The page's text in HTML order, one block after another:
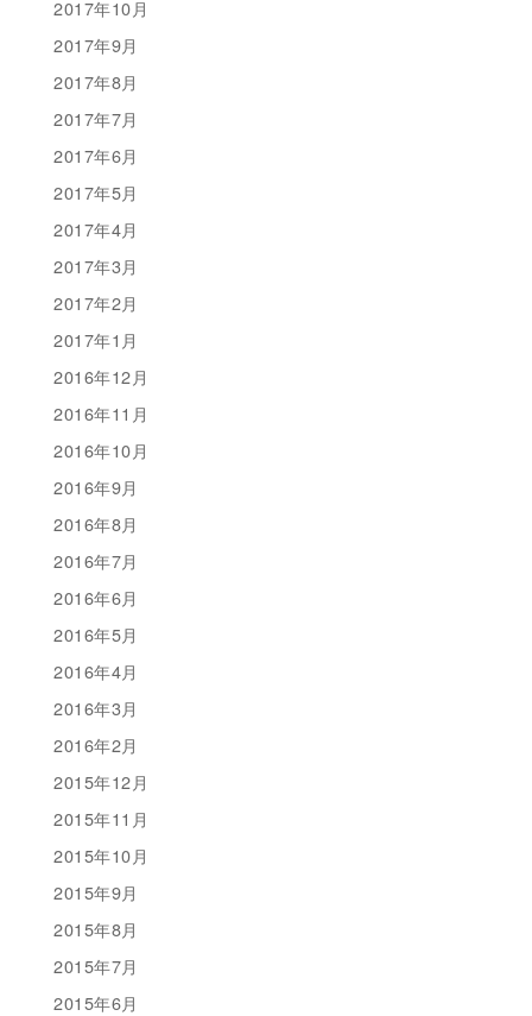
2017年10月
2017年9月
2017年8月
2017年7月
2017年6月
2017年5月
2017年4月
2017年3月
2017年2月
2017年1月
2016年12月
2016年11月
2016年10月
2016年9月
2016年8月
2016年7月
2016年6月
2016年5月
2016年4月
2016年3月
2016年2月
2015年12月
2015年11月
2015年10月
2015年9月
2015年8月
2015年7月
2015年6月